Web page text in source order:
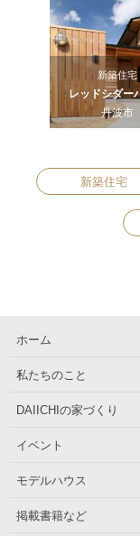
新築住宅
レッドシダー
丹波市
新築住宅
ホーム
私たちのこと
DAIICHIの家づくり
イベント
モデルハウス
掲載書籍など